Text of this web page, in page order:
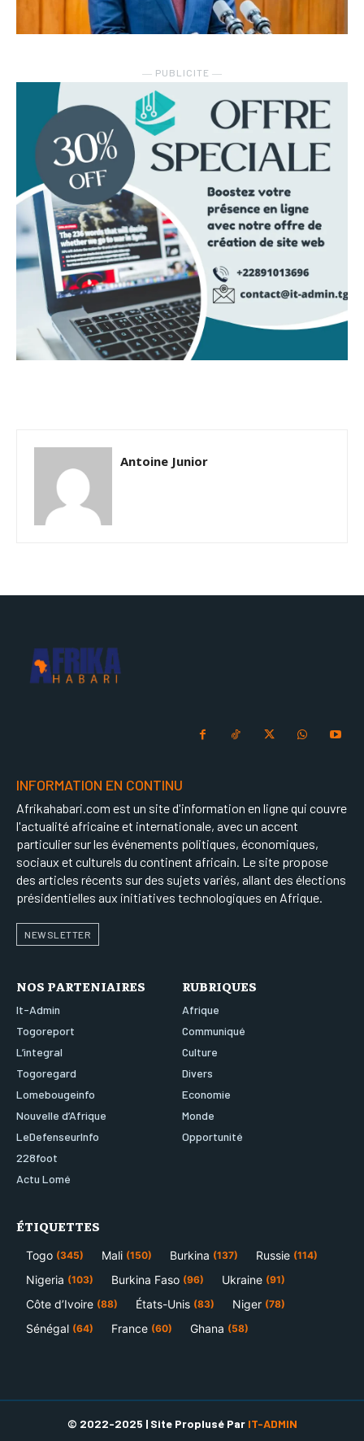
― PUBLICITE ―
Antoine Junior
INFORMATION EN CONTINU
Afrikahabari.com est un site d'information en ligne qui couvre
l'actualité africaine et internationale, avec un accent
particulier sur les événements politiques, économiques,
sociaux et culturels du continent africain. Le site propose
des articles récents sur des sujets variés, allant des élections
présidentielles aux initiatives technologiques en Afrique.
NEWSLETTER
NOS PARTENIAIRES
It-Admin
Togoreport
L’integral
Togoregard
Lomebougeinfo
Nouvelle d’Afrique
LeDefenseurInfo
228foot
Actu Lomé
RUBRIQUES
Afrique
Communiqué
Culture
Divers
Economie
Monde
Opportunité
ÉTIQUETTES
Togo (345) Mali (150) Burkina (137) Russie (114)
Nigeria (103) Burkina Faso (96) Ukraine (91)
Côte d’Ivoire (88) États-Unis (83) Niger (78)
Sénégal (64) France (60) Ghana (58)
© 2022-2025 | Site Proplusé Par IT-ADMIN